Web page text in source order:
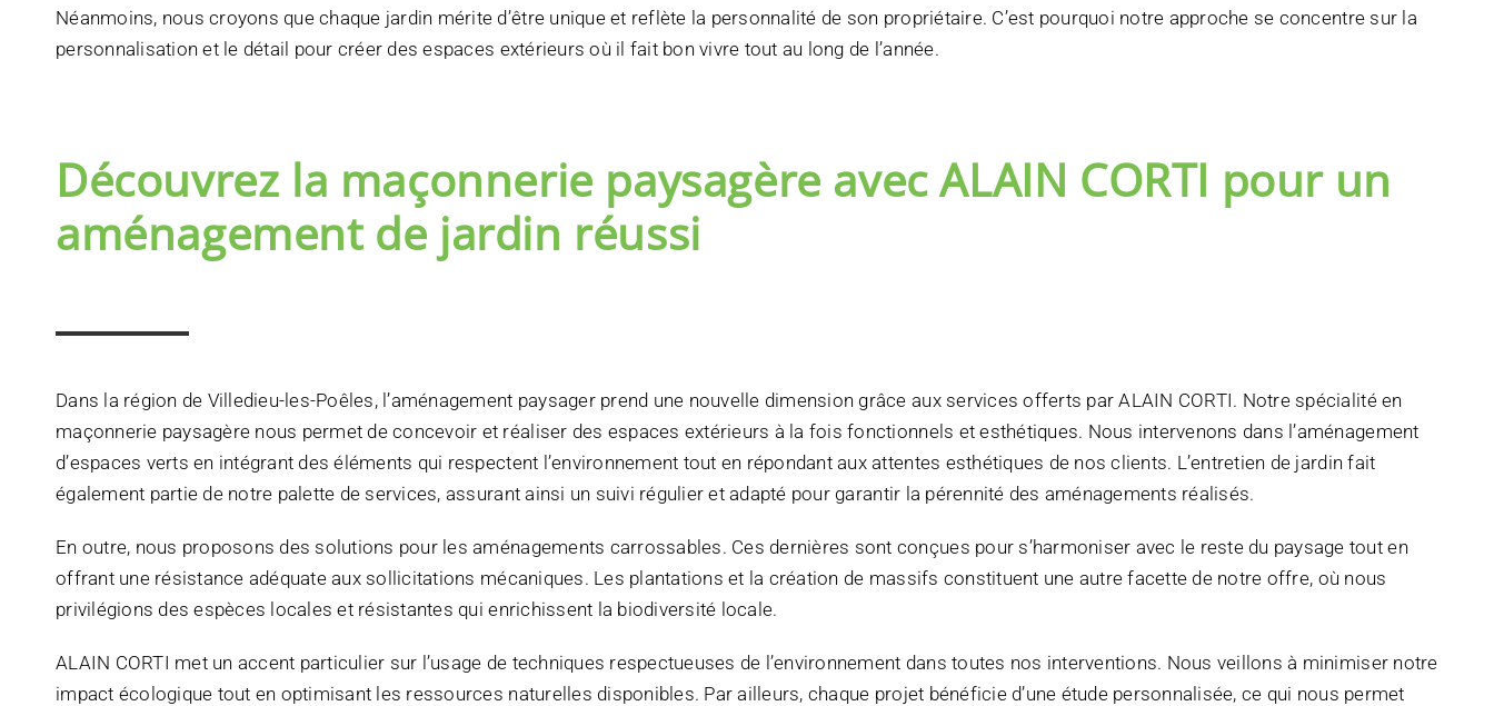
Néanmoins, nous croyons que chaque jardin mérite d’être unique et reflète la personnalité de son propriétaire. C’est pourquoi notre approche se concentre sur la
personnalisation et le détail pour créer des espaces extérieurs où il fait bon vivre tout au long de l’année.
Découvrez la maçonnerie paysagère avec ALAIN CORTI pour un
aménagement de jardin réussi
Dans la région de Villedieu-les-Poêles, l’aménagement paysager prend une nouvelle dimension grâce aux services offerts par ALAIN CORTI. Notre spécialité en
maçonnerie paysagère nous permet de concevoir et réaliser des espaces extérieurs à la fois fonctionnels et esthétiques. Nous intervenons dans l’aménagement
d’espaces verts en intégrant des éléments qui respectent l’environnement tout en répondant aux attentes esthétiques de nos clients. L’entretien de jardin fait
également partie de notre palette de services, assurant ainsi un suivi régulier et adapté pour garantir la pérennité des aménagements réalisés.
En outre, nous proposons des solutions pour les aménagements carrossables. Ces dernières sont conçues pour s’harmoniser avec le reste du paysage tout en
offrant une résistance adéquate aux sollicitations mécaniques. Les plantations et la création de massifs constituent une autre facette de notre offre, où nous
privilégions des espèces locales et résistantes qui enrichissent la biodiversité locale.
ALAIN CORTI met un accent particulier sur l’usage de techniques respectueuses de l’environnement dans toutes nos interventions. Nous veillons à minimiser notre
impact écologique tout en optimisant les ressources naturelles disponibles. Par ailleurs, chaque projet bénéficie d’une étude personnalisée, ce qui nous permet